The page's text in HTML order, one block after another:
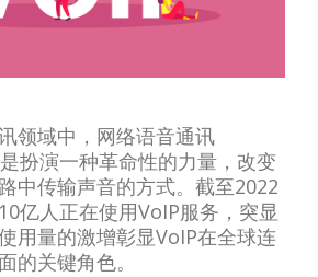
领域中，网络语音通讯
是扮演一种革命性的力量，改变
中传输声音的方式。截至2022
亿人正在使用VoIP服务，突显
用量的激增彰显VoIP在全球连
的关键角色。